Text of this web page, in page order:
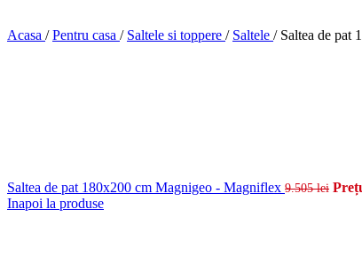
Acasa / Pentru casa / Saltele si toppere / Saltele / Saltea de pat
Saltea de pat 180x200 cm Magnigeo - Magniflex 9.505lei
Inapoi la produse